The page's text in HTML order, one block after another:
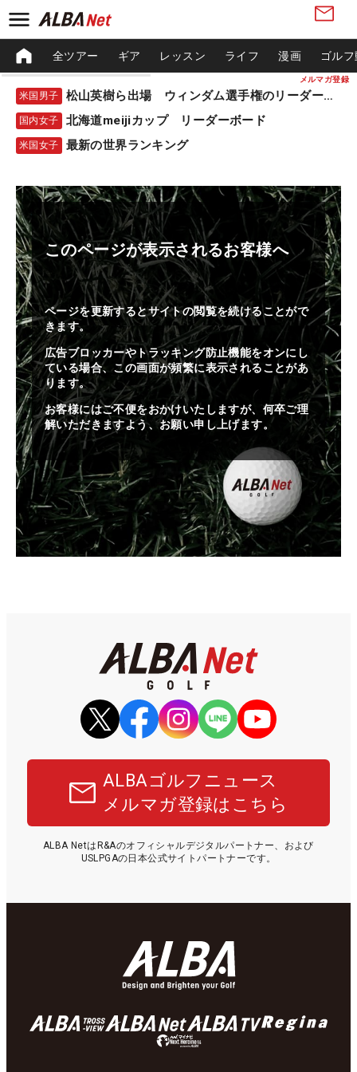
メルマガ登録
全ツアー ギア レッスン ライフ 漫画 ゴル
米国男子 松山英樹ら出場 ウィンダム選手権のリーダーボード
国内女子 北海道meijiカップ リーダーボード
米国女子 最新の世界ランキング
このページが表示されるお客様へ
ページを更新するとサイトの閲覧を続けることがで
きます。
広告ブロッカーやトラッキング防止機能をオンにし
ている場合、この画面が頻繁に表示されることがあ
ります。
お客様にはご不便をおかけいたしますが、何卒ご理
解いただきますよう、お願い申し上げます。
ALBAゴルフニュース
メルマガ登録はこちら
ALBA NetはR&Aのオフィシャルデジタルパートナー、および
USLPGAの日本公式サイトパートナーです。